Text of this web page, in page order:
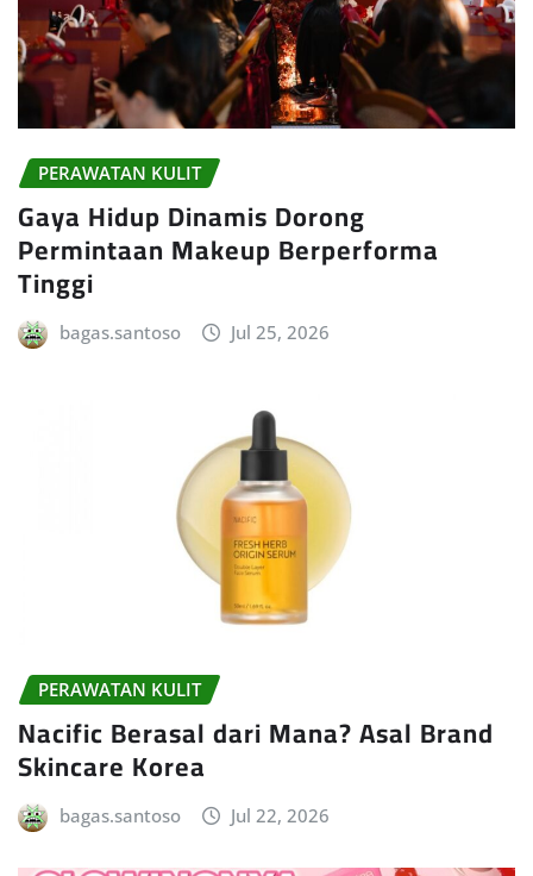
PERAWATAN KULIT
Gaya Hidup Dinamis Dorong
Permintaan Makeup Berperforma
Tinggi
bagas.santoso Jul 25, 2026
PERAWATAN KULIT
Nacific Berasal dari Mana? Asal Brand
Skincare Korea
bagas.santoso Jul 22, 2026